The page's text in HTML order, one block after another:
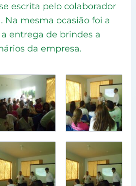
escrita pelo colaborador
Na mesma ocasião foi a
entrega de brindes a
da empresa.